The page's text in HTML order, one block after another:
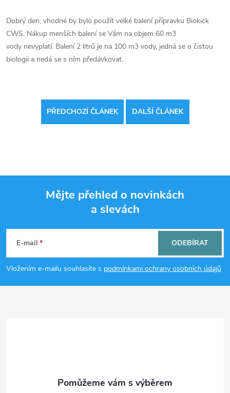
Dobrý den, vhodné by bylo použít velké balení přípravku Biokick
CWS. Nákup menších balení se Vám na objem 60 m3
vody nevyplatí. Balení 2 litrů je na 100 m3 vody, jedná se o čistou
biologii a nedá se s ním předávkovat.
PŘEDCHOZÍ ČLÁNEK DALŠÍ ČLÁNEK
p
a
Mějte přehled o novinkách
a slevách
E-mail
Vložením e-mailu souhlasíte s podmínkami ochrany osobních údajů
ODEBÍRAT